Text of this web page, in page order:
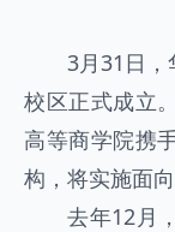
3月31日，
校区正式成立
高等商学院携
构，将实施面
去年12月